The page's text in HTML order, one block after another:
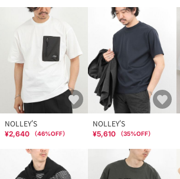
NOLLEY'S
¥2,640 （46%OFF）
NOLLEY'S
¥5,610 （35%OFF）